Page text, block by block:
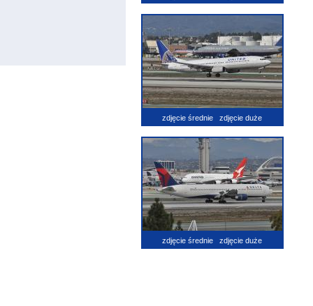
zdjęcie średnie zdjęcie duże
zdjęcie średnie zdjęcie duże